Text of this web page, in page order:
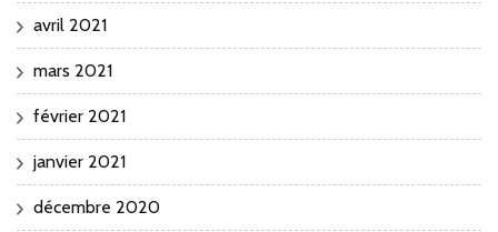
avril 2021
mars 2021
février 2021
janvier 2021
décembre 2020